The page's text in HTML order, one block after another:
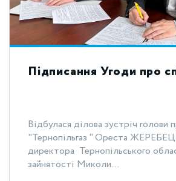
Підписання Угоди про
Відбулася ділова зустріч голови
"Тернопільгаз " Ореста
директора Тернопільського
зайнятості Миколи...